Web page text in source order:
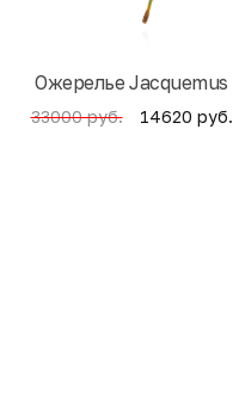
Ожерелье Jacquemus
33000 руб. 14620 руб.